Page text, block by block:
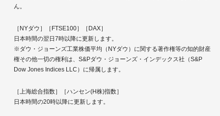
ん。
［NYダウ］［FTSE100］［DAX］
日本時間の翌日7時以降に更新します。
※ダウ・ジョーンズ工業株価平均（NYダウ）に関する著作権等の知的財産
権その他一切の権利は、S&Pダウ・ジョーンズ・インデックス社（S&P
Dow Jones Indices LLC）に帰属します。
［上海総合指数］［ハンセン(H株)指数］
日本時間の20時以降に更新します。